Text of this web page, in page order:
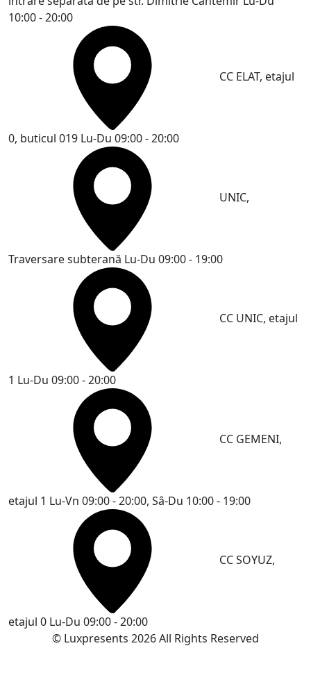
10:00 - 20:00
CC ELAT, etajul
0, buticul 019 Lu-Du 09:00 - 20:00
UNIC,
Traversare subterană Lu-Du 09:00 - 19:00
CC UNIC, etajul
1 Lu-Du 09:00 - 20:00
CC GEMENI,
etajul 1 Lu-Vn 09:00 - 20:00, Sâ-Du 10:00 - 19:00
CC SOYUZ,
etajul 0 Lu-Du 09:00 - 20:00
© Luxpresents 2026 All Rights Reserved